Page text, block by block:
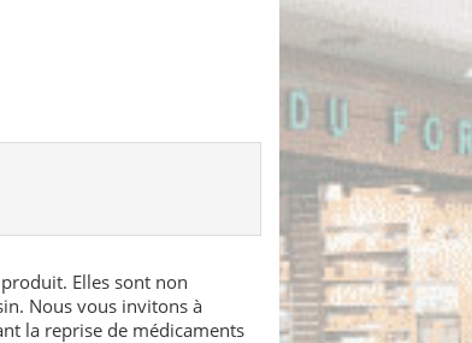
Elles sont non
Nous vous invitons à
la reprise de médicaments